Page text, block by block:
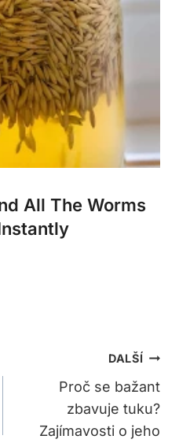
All The Worms
DALŠÍ
Proč se bažant
zbavuje tuku?
Zajímavosti o jeho